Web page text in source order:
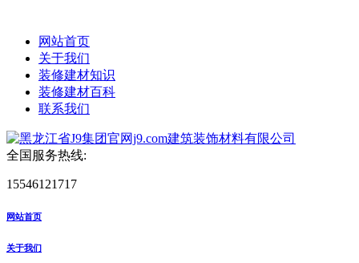
网站首页
关于我们
装修建材知识
装修建材百科
联系我们
全国服务热线:
15546121717
网站首页
关于我们